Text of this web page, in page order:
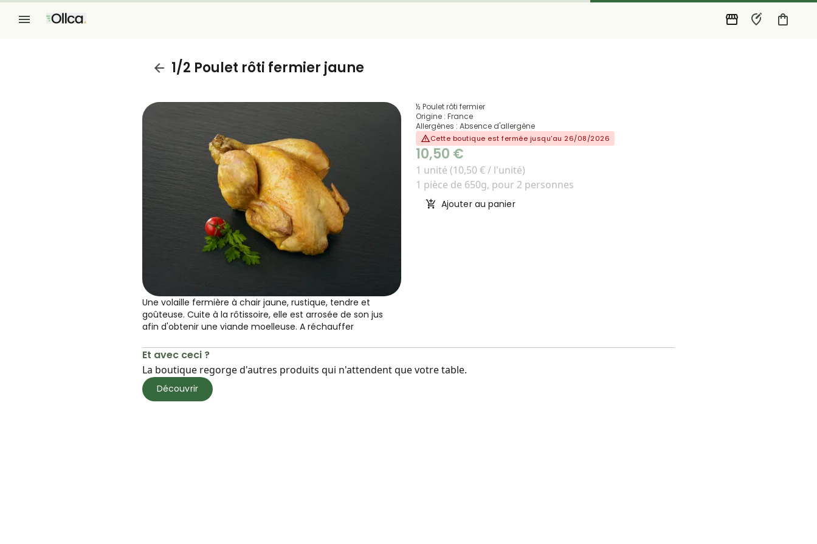
1/2 Poulet rôti fermier jaune
Une volaille fermière à chair jaune, rustique, tendre et
goûteuse. Cuite à la rôtissoire, elle est arrosée de son jus
afin d'obtenir une viande moelleuse. A réchauffer
½ Poulet rôti fermier
Origine : France
Allergènes : Absence d'allergène
Cette boutique est fermée jusqu'au 26/08/2026
10,50 €
1 unité (10,50 € / l'unité)
1 pièce de 650g, pour 2 personnes
Ajouter au panier
Et avec ceci ?
La boutique regorge d'autres produits qui n'attendent que votre table.
Découvrir